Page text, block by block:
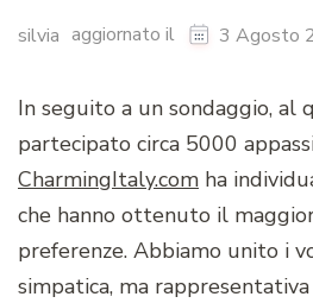
silvia aggiornato il 3 Agosto
In seguito a un sondaggio, al
partecipato circa 5000
CharmingItaly.com ha
che hanno ottenuto il
preferenze. Abbiamo unito i
simpatica, ma